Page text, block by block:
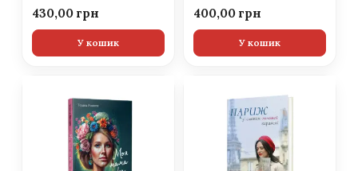
430,00
У кошик
400,00
У кошик